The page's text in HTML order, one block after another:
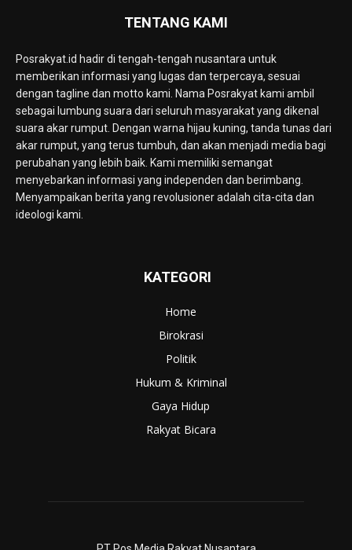
TENTANG KAMI
Posrakyat.id hadir di tengah-tengah nusantara untuk
memberikan informasi yang lugas dan terpercaya, sesuai
dengan tagline dan motto kami. Nama Posrakyat kami ambil
sebagai lumbung suara dari seluruh masyarakat yang dikenal
suara akar rumput. Dengan warna hijau kuning, tanda tunas dari
akar rumput, yang terus tumbuh, dan akan menjadi media bagi
perubahan yang lebih baik. Kami memiliki semangat
menyebarkan informasi yang independen dan berimbang.
Menyampaikan berita yang revolusioner adalah cita-cita dan
ideologi kami.
KATEGORI
Home
Birokrasi
Politik
Hukum & Kriminal
Gaya Hidup
Rakyat Bicara